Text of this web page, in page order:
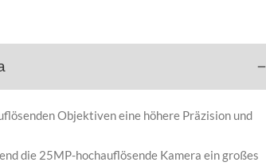
Objektiven eine höhere Präzision und
die 25MP-hochauflösende Kamera ein großes